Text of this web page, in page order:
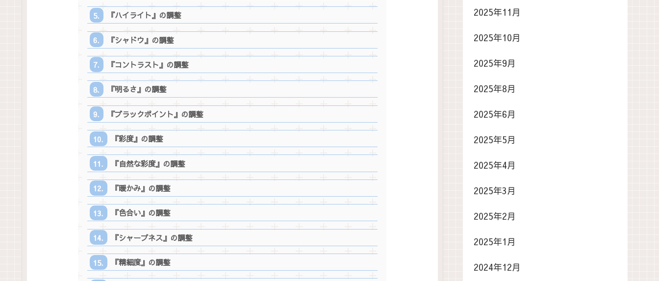
『ハイライト』の調整
『シャドウ』の調整
『コントラスト』の調整
『明るさ』の調整
『ブラックポイント』の調整
『彩度』の調整
『自然な彩度』の調整
『暖かみ』の調整
『色合い』の調整
『シャープネス』の調整
『精細度』の調整
2025年11月
2025年10月
2025年9月
2025年8月
2025年6月
2025年5月
2025年4月
2025年3月
2025年2月
2025年1月
2024年12月